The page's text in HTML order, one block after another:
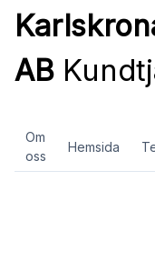
AB
Om
oss
Hemsida